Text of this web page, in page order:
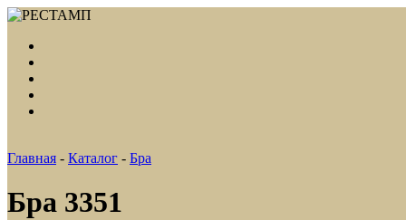
Главная - Каталог - Бра
Бра 3351